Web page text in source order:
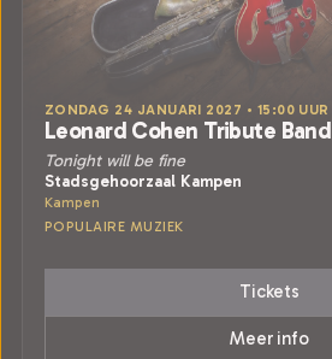
ZONDAG 24 JANUARI 2027 • 15:00 UUR
Leonard Cohen Tribute Band
Tonight will be fine
Stadsgehoorzaal Kampen
Kampen
POPULAIRE MUZIEK
Tickets
Meer info